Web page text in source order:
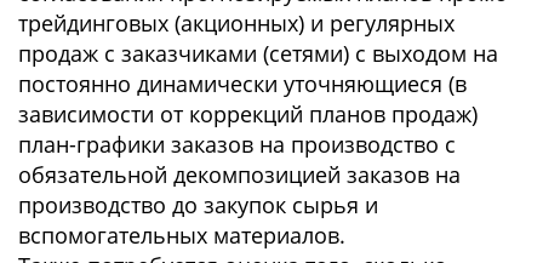
трейдинговых (акционных) и регулярных
продаж с заказчиками (сетями) с выходом на
постоянно динамически уточняющиеся (в
зависимости от коррекций планов продаж)
план-графики заказов на производство с
обязательной декомпозицией заказов на
производство до закупок сырья и
вспомогательных материалов.